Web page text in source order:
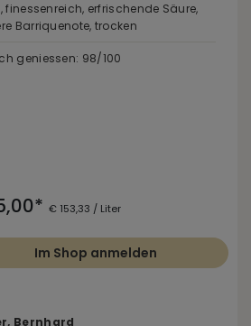
finessenreich, erfrischende Säure,
Barriquenote, trocken
geniessen: 98/100
€ 153,33 / Liter
Im Shop anmelden
Bernhard